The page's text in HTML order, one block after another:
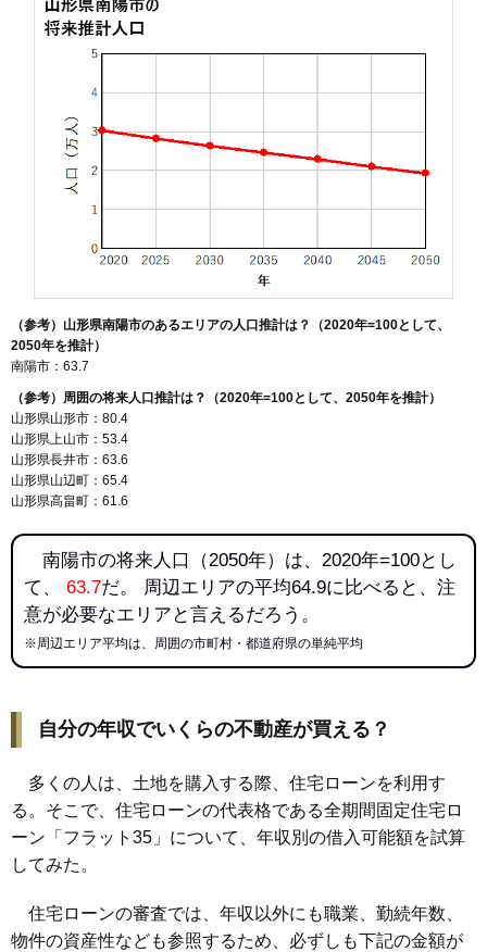
（参考）山形県南陽市のあるエリアの人口推計は？（2020年=100として、
2050年を推計）
南陽市：63.7
（参考）周囲の将来人口推計は？（2020年=100として、2050年を推計）
山形県山形市：80.4
山形県上山市：53.4
山形県長井市：63.6
山形県山辺町：65.4
山形県高畠町：61.6
南陽市の将来人口（2050年）は、2020年=100とし
て、 63.7だ。 周辺エリアの平均64.9に比べると、注
意が必要なエリアと言えるだろう。
※周辺エリア平均は、周囲の市町村・都道府県の単純平均
自分の年収でいくらの不動産が買える？
多くの人は、土地を購入する際、住宅ローンを利用す
る。そこで、住宅ローンの代表格である全期間固定住宅ロ
ーン「フラット35」について、年収別の借入可能額を試算
してみた。
住宅ローンの審査では、年収以外にも職業、勤続年数、
物件の資産性なども参照するため、必ずしも下記の金額が